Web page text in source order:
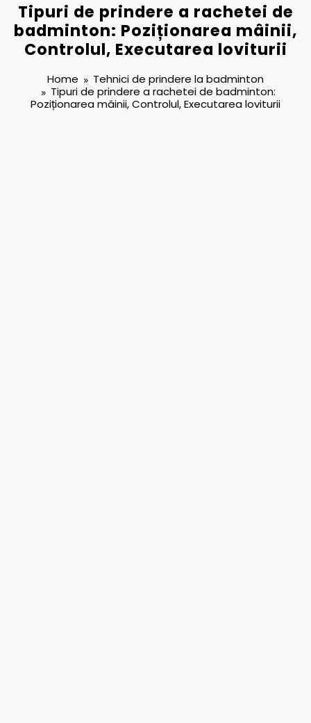
Tipuri de prindere a rachetei de
badminton: Poziționarea mâinii,
Controlul, Executarea loviturii
Home
Tehnici de prindere la badminton
Tipuri de prindere a rachetei de badminton:
Poziționarea mâinii, Controlul, Executarea loviturii